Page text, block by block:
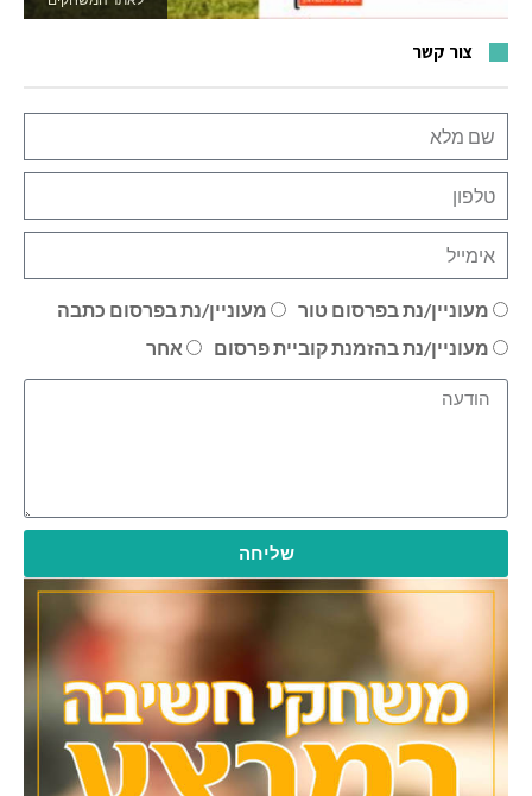
צור קשר
מעוניין/נת בפרסום טור
מעוניין/נת בפרסום כתבה
מעוניין/נת בהזמנת קוביית פרסום
אחר
שליחה